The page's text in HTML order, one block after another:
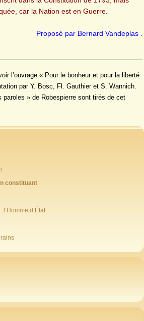
car la Nation est en Guerre.
Proposé par Bernard Vandeplas .
l’ouvrage « Pour le bonheur et pour la liberté
par Y. Bosc, Fl. Gauthier et S. Wannich.
paroles » de Robespierre sont tirés de cet
constituant
d’État